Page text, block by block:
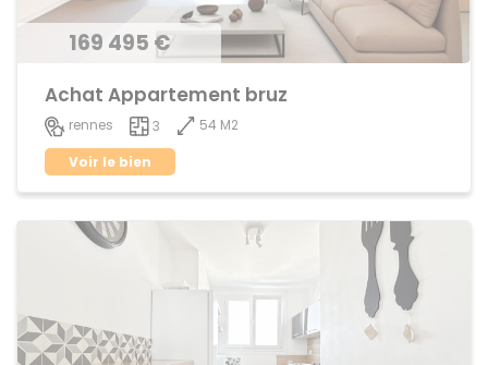
169 495 €
Achat Appartement bruz
rennes 3
54 M2
Voir le bien